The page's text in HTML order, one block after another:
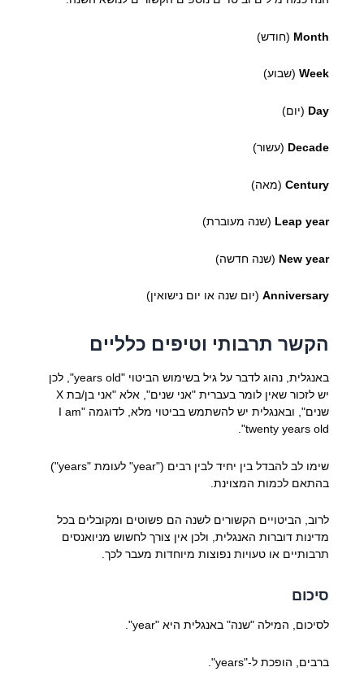
Month (חודש)
Week(שבוע)
Day (יום)
Decade (עשור)
Century(מאה)
Leap year (שנה מעוברת)
New year (שנה חדשה)
Anniversary(יום שנה או יום נישואין)
הקשר תרבותי וטיפים כלליים
באנגלית, נהוג לדבר על גיל בשימוש הביטוי "years old", לכן
יש לזכור שאין לומר בעברית "אני שנים", אלא "אני בן/בת X
שנים", ובאנגלית יש להשתמש בביטוי מלא, לדוגמה "I am
twenty years old".
שימו לב להבדל בין יחיד לבין רבים ("year" לעומת "years")
בהתאם לכמות המצוינת.
לרוב, הביטויים הקשורים לשנה הם פשוטים ומקובלים בכל
מדינות דוברות האנגלית, ולכן אין צורך לחשוש מניואנסים
תרבותיים או טעויות נפוצות מיוחדות מעבר לכך.
סיכום
לסיכום, המילה "שנה" באנגלית היא "year".
ברבים, הופכת ל-"years".